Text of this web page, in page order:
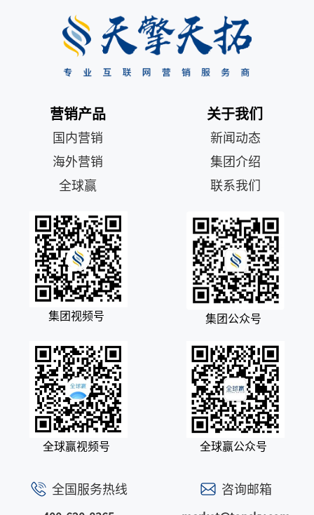
营销产品
国内营销
海外营销
全球赢
关于我们
新闻动态
集团介绍
联系我们
集团视频号 集团公众号
全球赢视频号 全球赢公众号
全国服务热线 咨询邮箱